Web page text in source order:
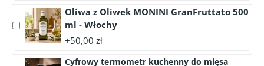
Hiszpania
Miguel
Vergara
ANGUS
-
Hiszpania
Tartufo
Ser
Select
accessory
Oliwa z Oliwek MONINI GranFruttato 500
ml - Włochy
+50,00 zł
Cyfrowy termometr kuchenny do mięsa